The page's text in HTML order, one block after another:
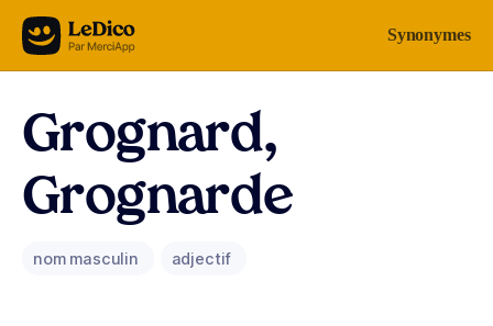
Aller au contenu Synonymes
Grognard,
Grognarde
nom masculin adjectif